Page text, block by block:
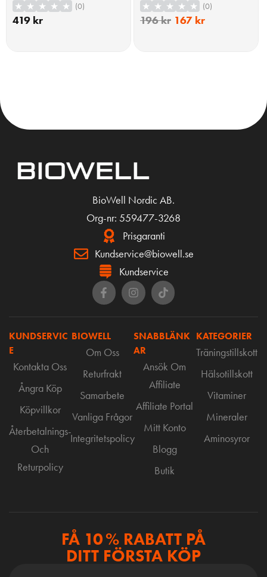
500mg 210 Kapslar
(0)
419 kr
(0)
196kr 167 kr
BioWell Nordic AB.
Org-nr: 559477-3268
Prisgaranti
Kundservice@biowell.se
Kundservice
KUNDSERVIC
E
Kontakta Oss
Ångra Köp
Köpvillkor
Återbetalnings-
Och
Returpolicy
BIOWELL
Om Oss
Returfrakt
Samarbete
Vanliga Frågor
Integritetspolicy
SNABBLÄNK
AR
Ansök Om
Affiliate
Affiliate Portal
Mitt Konto
Blogg
Butik
KATEGORIER
Träningstillskott
Hälsotillskott
Vitaminer
Mineraler
Aminosyror
FÅ 10 % RABATT PÅ
DITT FÖRSTA KÖP